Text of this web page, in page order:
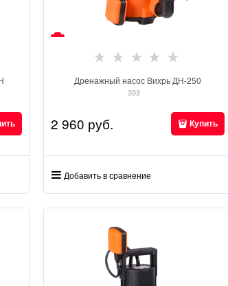
Дренажный насос Вихрь ДН-250
393
2 960 руб. Купить
Добавить в сравнение